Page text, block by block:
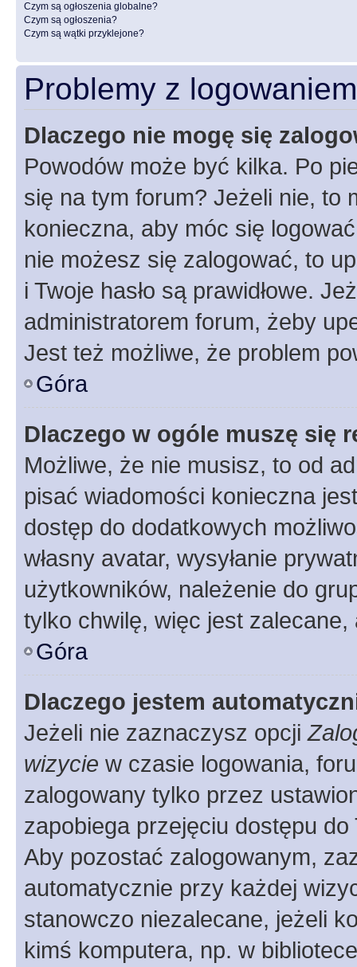
Czym są ogłoszenia globalne?
Czym są ogłoszenia?
Czym są wątki przyklejone?
Problemy z
Dlaczego nie mogę się
Powodów może być kilka. Po
się na tym forum? Jeżeli nie, to
konieczna, aby móc się
nie możesz się zalogować, to
i Twoje hasło są prawidłowe.
administratorem forum, żeby
Jest też możliwe, że problem
Góra
Dlaczego w ogóle muszę się
Możliwe, że nie musisz, to od
pisać wiadomości konieczna
dostęp do dodatkowych
własny avatar, wysyłanie
użytkowników, należenie do
tylko chwilę, więc jest zalecane,
Góra
Dlaczego jestem
Jeżeli nie zaznaczysz opcji
wizycie w czasie logowania,
zalogowany tylko przez
zapobiega przejęciu dostępu
Aby pozostać zalogowanym,
automatycznie przy każdej
stanowczo niezalecane, jeżeli
kimś komputera, np. w